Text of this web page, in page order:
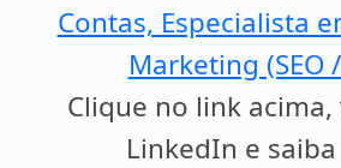
Contas, Especialista
Marketing (SEO
Clique no link
LinkedIn e